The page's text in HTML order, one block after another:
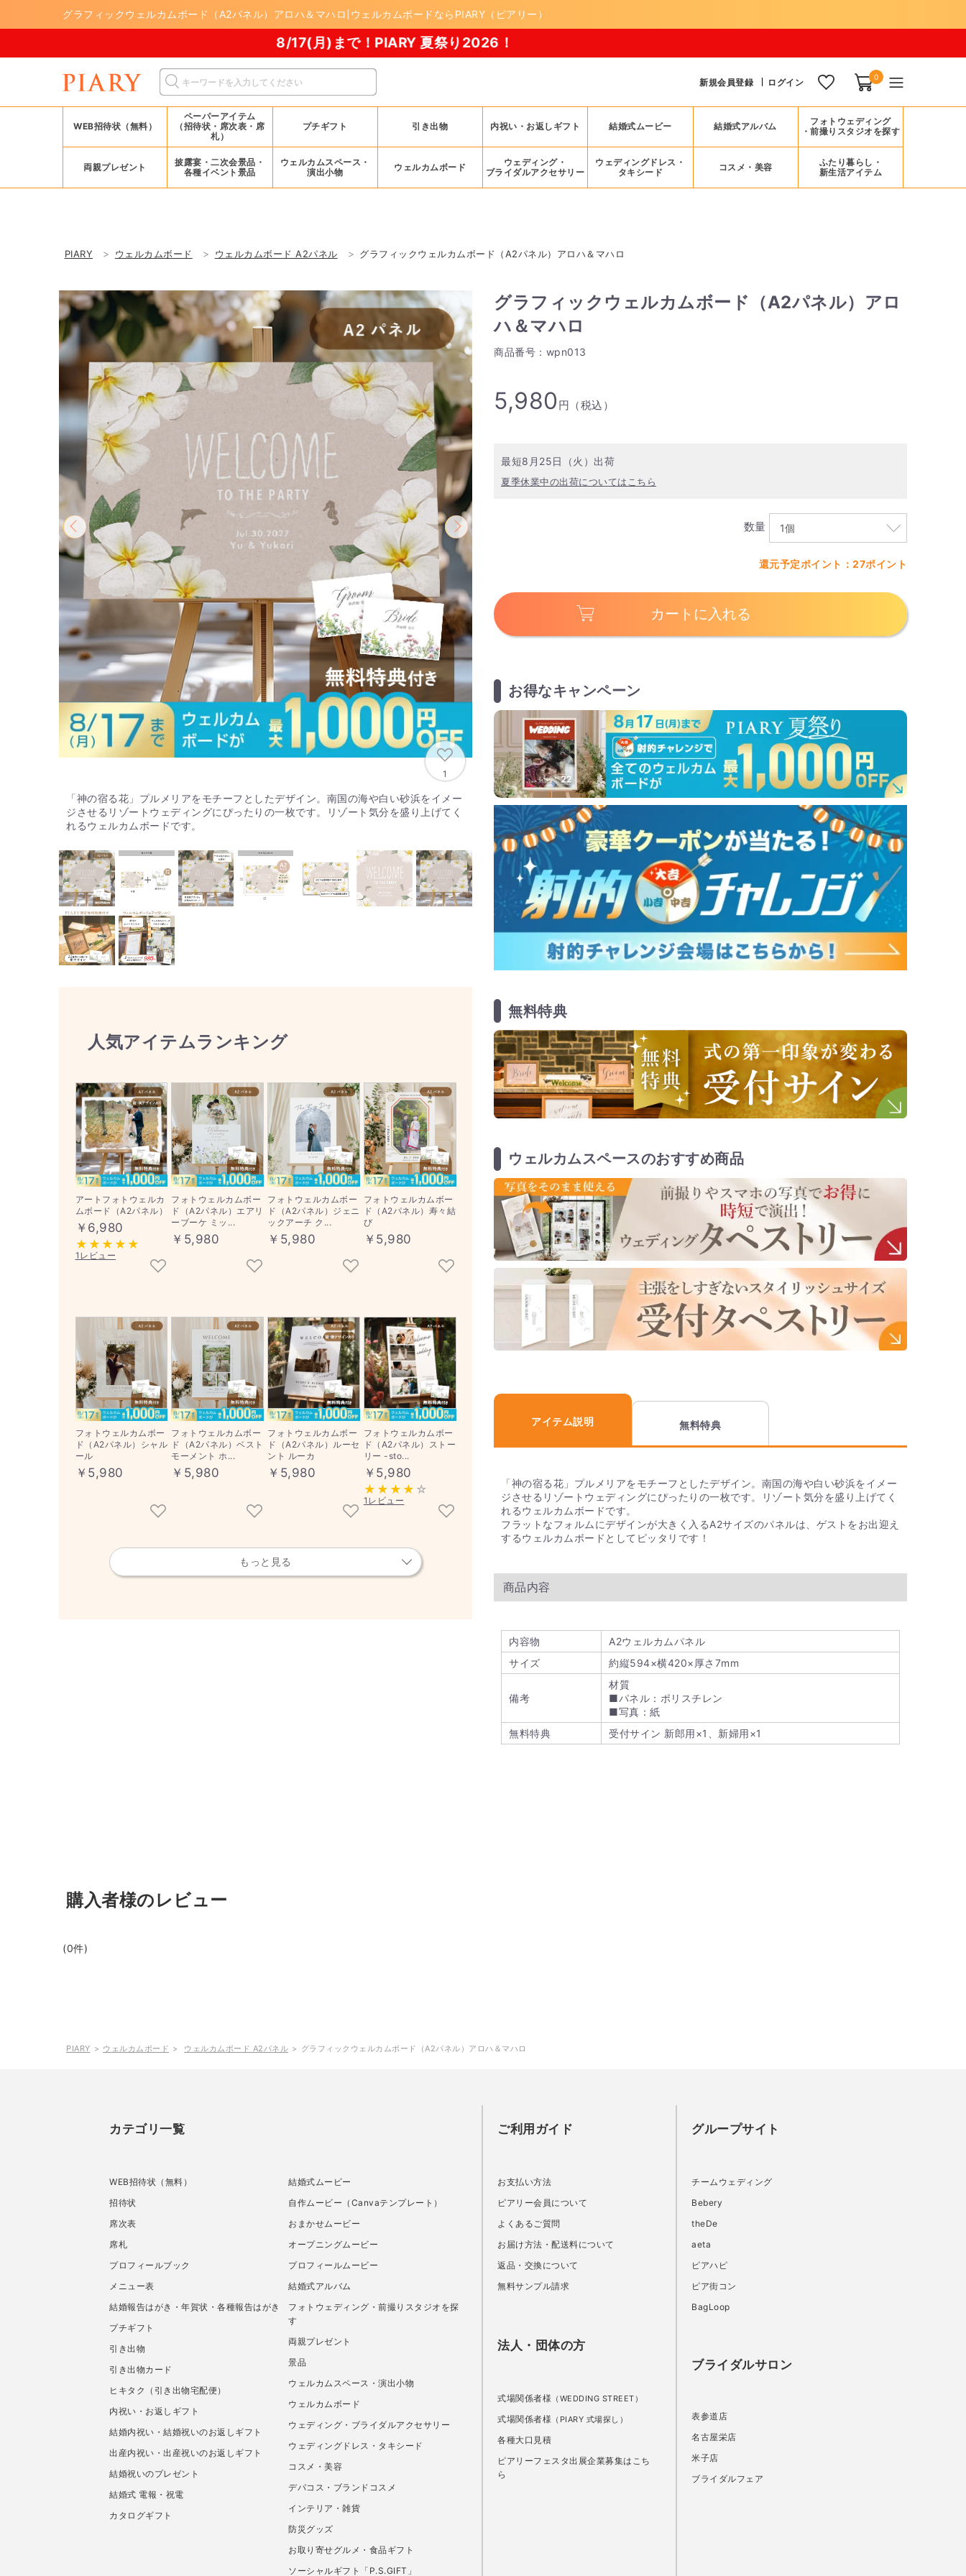
グラフィックウェルカムボード（A2パネル）アロハ＆マハロ|ウェルカムボードならPIARY（ピアリー）
8/17(月)まで！PIARY 夏祭り2026！
新規会員登録 ログイン 0
WEB招待状（無料）
ペーパーアイテム
（招待状・席次表・席
札）
プチギフト 引き出物 内祝い・お返しギフト 結婚式ムービー 結婚式アルバム
フォトウェディング
・前撮りスタジオを探す
両親プレゼント
披露宴・二次会景品・
各種イベント景品
ウェルカムスペース・
演出小物
ウェルカムボード
ウェディング・
ブライダルアクセサリー
ウェディングドレス・
タキシード
コスメ・美容
ふたり暮らし・
新生活アイテム
PIARY ウェルカムボード ウェルカムボード A2パネル グラフィックウェルカムボード（A2パネル）アロハ＆マハロ
グラフィックウェルカムボード（A2パネル）アロ
ハ＆マハロ
商品番号：wpn013
5,980 円（税込）
最短8月25日（火）出荷
夏季休業中の出荷についてはこちら
数量
還元予定ポイント：27ポイント
カートに入れる
お得なキャンペーン
無料特典
ウェルカムスペースのおすすめ商品
アイテム説明 無料特典
「神の宿る花」プルメリアをモチーフとしたデザイン。南国の海や白い砂浜をイメー
ジさせるリゾートウェディングにぴったりの一枚です。リゾート気分を盛り上げてく
れるウェルカムボードです。
フラットなフォルムにデザインが大きく入るA2サイズのパネルは、ゲストをお出迎え
するウェルカムボードとしてピッタリです！
商品内容
内容物
A2ウェルカムパネル
サイズ
約縦594×横420×厚さ7mm
備考
材質
■パネル：ポリスチレン
■写真：紙
無料特典
受付サイン 新郎用×1、新婦用×1
1
「神の宿る花」プルメリアをモチーフとしたデザイン。南国の海や白い砂浜をイメー
ジさせるリゾートウェディングにぴったりの一枚です。リゾート気分を盛り上げてく
れるウェルカムボードです。
人気アイテムランキング
アートフォトウェルカ
ムボード（A2パネル）
￥6,980
1レビュー
フォトウェルカムボー
ド（A2パネル）エアリ
ーブーケ ミッ...
￥5,980
フォトウェルカムボー
ド（A2パネル）ジェニ
ックアーチ ク...
￥5,980
フォトウェルカムボー
ド（A2パネル）寿々結
び
￥5,980
フォトウェルカムボー
ド（A2パネル）シャル
ール
￥5,980
フォトウェルカムボー
ド（A2パネル）ベスト
モーメント ホ...
￥5,980
フォトウェルカムボー
ド（A2パネル）ルーセ
ント ルーカ
￥5,980
フォトウェルカムボー
ド（A2パネル）ストー
リー -sto...
￥5,980
1レビュー
もっと見る
購入者様のレビュー
(0件)
PIARY ウェルカムボード ウェルカムボード A2パネル グラフィックウェルカムボード（A2パネル）アロハ＆マハロ
カテゴリ一覧
WEB招待状（無料）
招待状
席次表
席札
プロフィールブック
メニュー表
結婚報告はがき・年賀状・各種報告はがき
プチギフト
引き出物
引き出物カード
ヒキタク（引き出物宅配便）
内祝い・お返しギフト
結婚内祝い・結婚祝いのお返しギフト
出産内祝い・出産祝いのお返しギフト
結婚祝いのプレゼント
結婚式 電報・祝電
カタログギフト
結婚式ムービー
自作ムービー（Canvaテンプレート）
おまかせムービー
オープニングムービー
プロフィールムービー
結婚式アルバム
フォトウェディング・前撮りスタジオを探
す
両親プレゼント
景品
ウェルカムスペース・演出小物
ウェルカムボード
ウェディング・ブライダルアクセサリー
ウェディングドレス・タキシード
コスメ・美容
デパコス・ブランドコスメ
インテリア・雑貨
防災グッズ
お取り寄せグルメ・食品ギフト
ソーシャルギフト「P.S.GIFT」
ご利用ガイド
お支払い方法
ピアリー会員について
よくあるご質問
お届け方法・配送料について
返品・交換について
無料サンプル請求
法人・団体の方
式場関係者様 （WEDDING STREET）
式場関係者様 （PIARY 式場探し）
各種大口見積
ピアリーフェスタ出展企業募集はこち
ら
グループサイト
チームウェディング
Bebery
theDe
aeta
ピアハピ
ピア街コン
BagLoop
ブライダルサロン
表参道店
名古屋栄店
米子店
ブライダルフェア